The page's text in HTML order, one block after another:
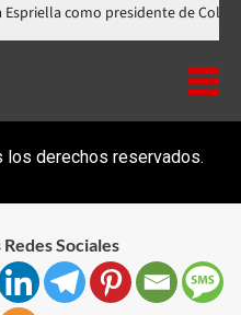
de la Espriella como
los derechos reservados.
Sociales